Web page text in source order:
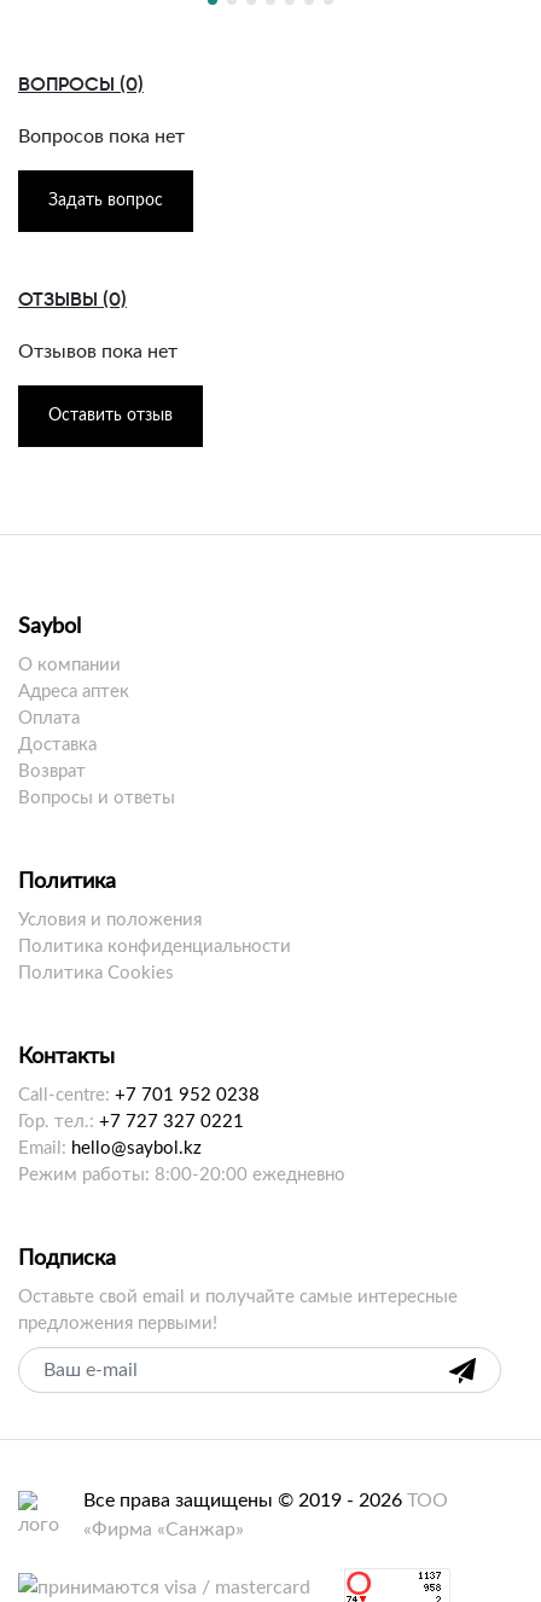
ВОПРОСЫ (0)
Вопросов пока нет
Задать вопрос
ОТЗЫВЫ (0)
Отзывов пока нет
Оставить отзыв
Saybol
О компании
Адреса аптек
Оплата
Доставка
Возврат
Вопросы и ответы
Политика
Условия и положения
Политика конфиденциальности
Политика Cookies
Контакты
Call-centre: +7 701 952 0238
Гор. тел.: +7 727 327 0221
Email: hello@saybol.kz
Режим работы: 8:00-20:00 ежедневно
Подписка
Оставьте свой email и получайте самые интересные
предложения первыми!
Все права защищены © 2019 - 2026 ТОО
«Фирма «Санжар»